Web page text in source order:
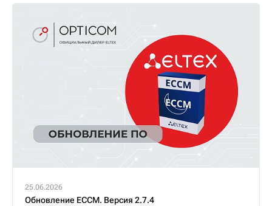
25.06.2026
Обновление ECCM. Версия 2.7.4